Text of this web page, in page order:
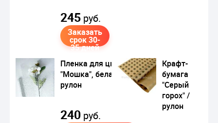
245 руб.
Заказать
срок 30-
35 дней
Пленка для цветов
"Мошка", белая,
рулон
240 руб.
Крафт-
бумага
"Серый
горох" /
рулон